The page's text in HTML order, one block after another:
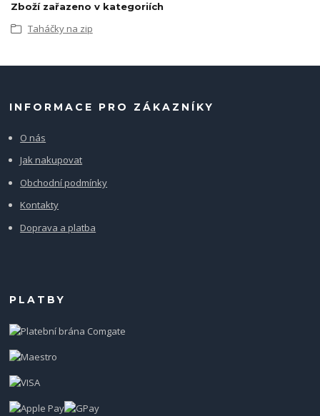
Zboží zařazeno v kategoriích
Taháčky na zip
INFORMACE PRO ZÁKAZNÍKY
O nás
Jak nakupovat
Obchodní podmínky
Kontakty
Doprava a platba
PLATBY